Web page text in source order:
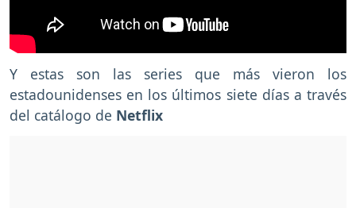
Y estas son las series que más vieron los
estadounidenses en los últimos siete días a través
del catálogo de Netflix